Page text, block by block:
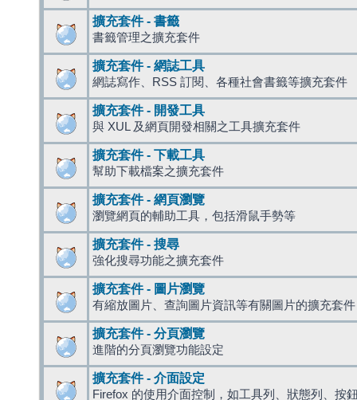
擴充套件 - 書籤
書籤管理之擴充套件
擴充套件 - 網誌工具
網誌寫作、RSS 訂閱、各種社會書籤等擴充套件
擴充套件 - 開發工具
與 XUL 及網頁開發相關之工具擴充套件
擴充套件 - 下載工具
幫助下載檔案之擴充套件
擴充套件 - 網頁瀏覽
瀏覽網頁的輔助工具，包括滑鼠手勢等
擴充套件 - 搜尋
強化搜尋功能之擴充套件
擴充套件 - 圖片瀏覽
有縮放圖片、查詢圖片資訊等有關圖片的擴充套件
擴充套件 - 分頁瀏覽
進階的分頁瀏覽功能設定
擴充套件 - 介面設定
Firefox 的使用介面控制，如工具列、狀態列、按